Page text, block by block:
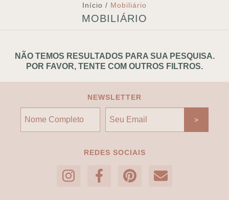
Início / Mobiliário
MOBILIÁRIO
NÃO TEMOS RESULTADOS PARA SUA PESQUISA.
POR FAVOR, TENTE COM OUTROS FILTROS.
NEWSLETTER
REDES SOCIAIS